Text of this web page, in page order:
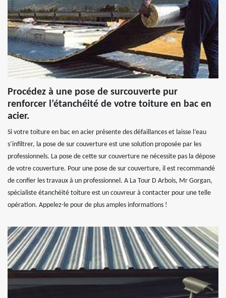
Procédez à une pose de surcouverte pur
renforcer l’étanchéité de votre toiture en bac en
acier.
Si votre toiture en bac en acier présente des défaillances et laisse l’eau
s’infiltrer, la pose de sur couverture est une solution proposée par les
professionnels. La pose de cette sur couverture ne nécessite pas la dépose
de votre couverture. Pour une pose de sur couverture, il est recommandé
de confier les travaux à un professionnel. A La Tour D Arbois, Mr Gorgan,
spécialiste étanchéité toiture est un couvreur à contacter pour une telle
opération. Appelez-le pour de plus amples informations !